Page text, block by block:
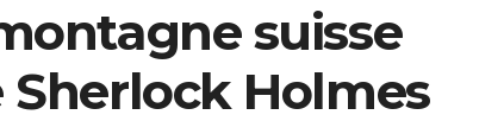
suisse
Sherlock Holmes